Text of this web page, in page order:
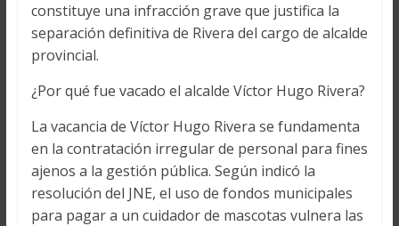
constituye una infracción grave que justifica la
separación definitiva de Rivera del cargo de alcalde
provincial.
¿Por qué fue vacado el alcalde Víctor Hugo Rivera?
La vacancia de Víctor Hugo Rivera se fundamenta
en la contratación irregular de personal para fines
ajenos a la gestión pública. Según indicó la
resolución del JNE, el uso de fondos municipales
para pagar a un cuidador de mascotas vulnera las